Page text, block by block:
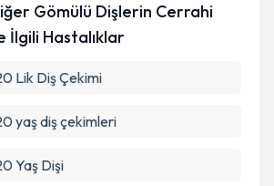
Gömülü Dişlerin Cerrahi
İlgili Hastalıklar
Lik Diş Çekimi
yaş diş çekimleri
Yaş Dişi